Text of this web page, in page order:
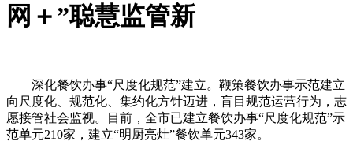
网＋”聪慧监管新
深化餐饮办事“尺度化规范”建立。鞭策餐饮办事示范建立
向尺度化、规范化、集约化方针迈进，盲目规范运营行为，志
愿接管社会监视。目前，全市已建立餐饮办事“尺度化规范”示
范单元210家，建立“明厨亮灶”餐饮单元343家。